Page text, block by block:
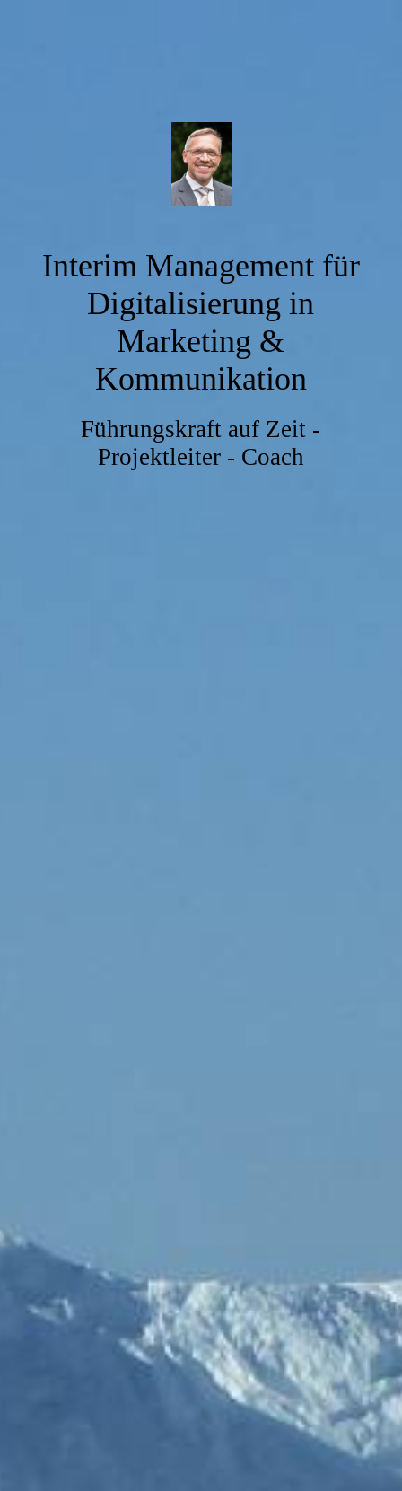
Interim Management für
Digitalisierung in
Marketing &
Kommunikation
Führungskraft auf Zeit -
Projektleiter - Coach